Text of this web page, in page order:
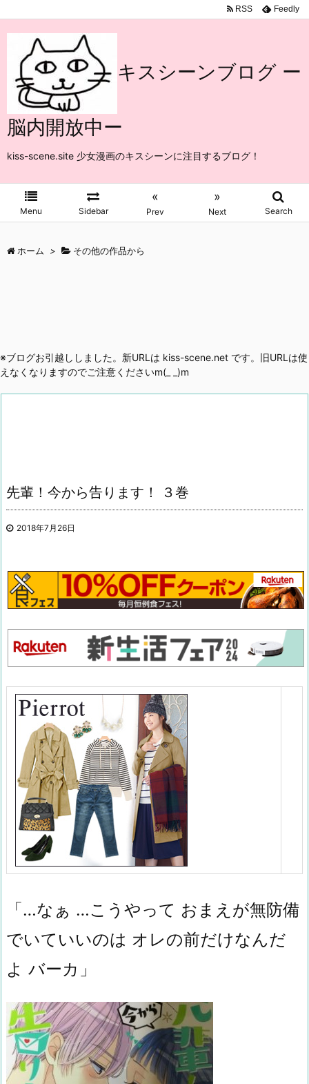
キスシーンブログ ー
脳内開放中ー
kiss-scene.site 少女漫画のキスシーンに注目するブログ！
Menu Sidebar
«
Prev
»
Next Search
RSS Feedly
ホーム > その他の作品から
※ブログお引越ししました。新URLは kiss-scene.net です。旧URLは使
えなくなりますのでご注意くださいm(_ _)m
先輩！今から告ります！ ３巻
2018年7月26日
「…なぁ …こうやって おまえが無防備
でいていいのは オレの前だけなんだ
よ バーカ」